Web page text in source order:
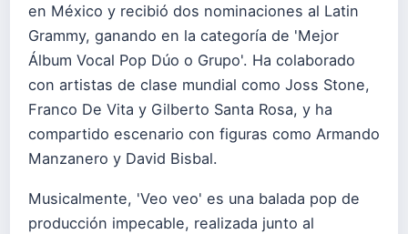
en México y recibió dos nominaciones al Latin
Grammy, ganando en la categoría de 'Mejor
Álbum Vocal Pop Dúo o Grupo'. Ha colaborado
con artistas de clase mundial como Joss Stone,
Franco De Vita y Gilberto Santa Rosa, y ha
compartido escenario con figuras como Armando
Manzanero y David Bisbal.
Musicalmente, 'Veo veo' es una balada pop de
producción impecable, realizada junto al